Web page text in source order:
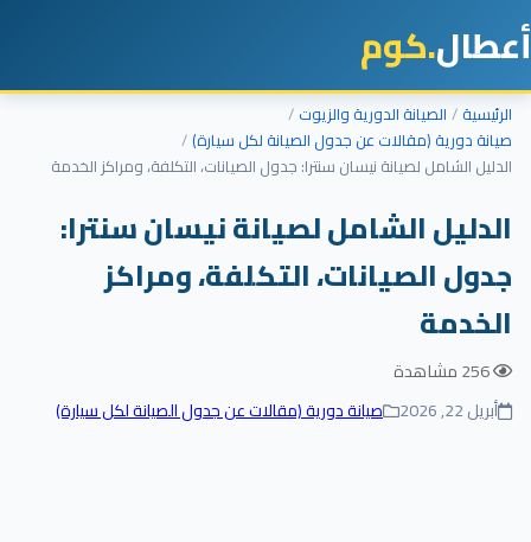
أعطال.كوم
الرئيسية
الصيانة الدورية والزيوت
صيانة دورية (مقالات عن جدول الصيانة لكل سيارة)
الدليل الشامل لصيانة نيسان سنترا: جدول الصيانات، التكلفة، ومراكز الخدمة
الدليل الشامل لصيانة نيسان سنترا:
جدول الصيانات، التكلفة، ومراكز
الخدمة
أبريل 22, 2026 صيانة دورية (مقالات عن جدول الصيانة لكل سيارة)